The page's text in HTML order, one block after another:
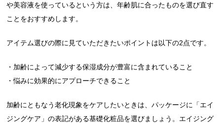
や美容液を使っているという方は、年齢肌に合ったものを選び直す
ことをおすすめします。
アイテム選びの際に見ていただきたいポイントは以下の2点です。
・加齢によって減少する保湿成分が豊富に含まれていること
・悩みに効果的にアプローチできること
加齢にともなう老化現象をケアしたいときは、パッケージに「エイ
ジングケア」の表記がある基礎化粧品を選びましょう。エイジング